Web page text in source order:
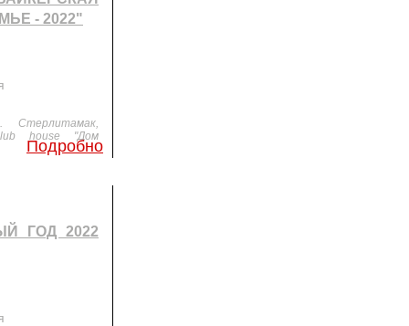
- 2022"
Стерлитамак,
house "Дом
Подробно
ГОД 2022